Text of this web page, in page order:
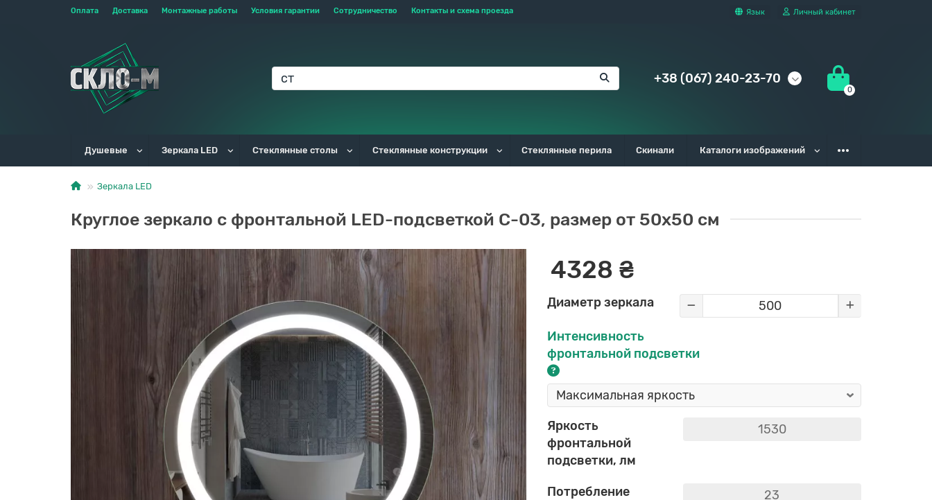
Оплата Доставка Монтажные работы Условия гарантии Сотрудничество Контакты и схема проезда Язык Личный кабинет
+38 (067) 240-23-70
0
Душевые Зеркала LED Стеклянные столы Стеклянные конструкции Стеклянные перила Скинали Каталоги изображений
Зеркала LED
Круглое зеркало с фронтальной LED-подсветкой C-03, размер от 50x50 см
4328 ₴
Диаметр зеркала
Интенсивность
фронтальной подсветки
Яркость
фронтальной
подсветки, лм
Потребление